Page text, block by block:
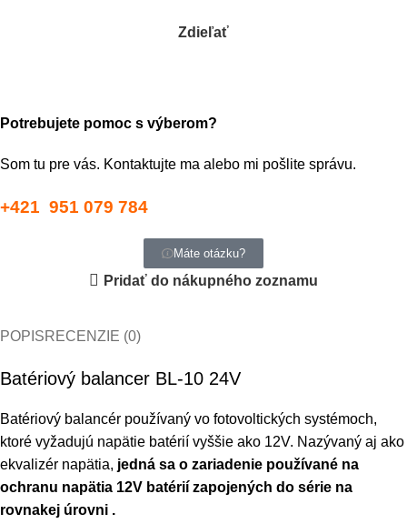
Zdieľať
Potrebujete pomoc s výberom?
Som tu pre vás. Kontaktujte ma alebo mi pošlite správu.
+421 951 079 784
Máte otázku?
Pridať do nákupného zoznamu
POPISRECENZIE (0)
Batériový balancer BL-10 24V
Batériový balancér používaný vo fotovoltických systémoch,
ktoré vyžadujú napätie batérií vyššie ako 12V. Nazývaný aj ako
ekvalizér napätia, jedná sa o zariadenie používané na
ochranu napätia 12V batérií zapojených do série na
rovnakej úrovni .